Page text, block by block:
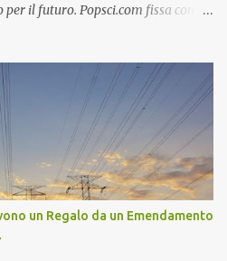
il futuro. Popsci.com fissa come
realizzabili, per altre dovremo
Se non altro è un bellissimo modo
come sarà nostro futuro. Base
come tutti sanno sono
tecnologica e soprattutto nella
parte del Giappone di costruire una
i robot. Attualmente non c'è
del Giappone che potrebbe
Purtroppo i fatti di cronaca di
un Regalo da un Emendamento